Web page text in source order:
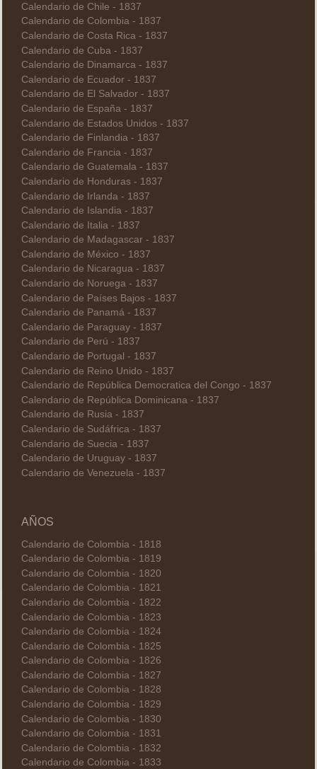
Calendario de Chile - 1837
Calendario de Colombia - 1837
Calendario de Costa Rica - 1837
Calendario de Cuba - 1837
Calendario de Dinamarca - 1837
Calendario de Ecuador - 1837
Calendario de El Salvador - 1837
Calendario de España - 1837
Calendario de Estados Unidos - 1837
Calendario de Finlandia - 1837
Calendario de Francia - 1837
Calendario de Guatemala - 1837
Calendario de Honduras - 1837
Calendario de Irlanda - 1837
Calendario de Islandia - 1837
Calendario de Italia - 1837
Calendario de Madagascar - 1837
Calendario de México - 1837
Calendario de Nicaragua - 1837
Calendario de Noruega - 1837
Calendario de Países Bajos - 1837
Calendario de Panamá - 1837
Calendario de Paraguay - 1837
Calendario de Perú - 1837
Calendario de Portugal - 1837
Calendario de Reino Unido - 1837
Calendario de República Democratica del Congo - 1837
Calendario de República Dominicana - 1837
Calendario de Rusia - 1837
Calendario de Sudáfrica - 1837
Calendario de Suecia - 1837
Calendario de Uruguay - 1837
Calendario de Venezuela - 1837
AÑOS
Calendario de Colombia - 1818
Calendario de Colombia - 1819
Calendario de Colombia - 1820
Calendario de Colombia - 1821
Calendario de Colombia - 1822
Calendario de Colombia - 1823
Calendario de Colombia - 1824
Calendario de Colombia - 1825
Calendario de Colombia - 1826
Calendario de Colombia - 1827
Calendario de Colombia - 1828
Calendario de Colombia - 1829
Calendario de Colombia - 1830
Calendario de Colombia - 1831
Calendario de Colombia - 1832
Calendario de Colombia - 1833